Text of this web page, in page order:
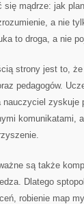
się mądrze: jak
a nie
to droga, a nie
strony jest to,
pedagogów.
nauczyciel zyskuje
komunikatami,
są także
Dlatego
robienie map